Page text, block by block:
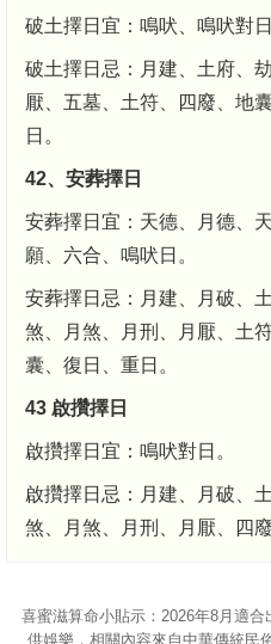
破土擇日宜：鳴吠、鳴吠對日
破土擇日忌：月建、土府、
厭、五墓、土符、四廢、地
日。
42、安葬擇日
安葬擇日宜：天德、月德、
願、六合、鳴吠日。
安葬擇日忌：月建、月破、
煞、月煞、月刑、月厭、土
囊、復日、重日。
43 啟攢擇日
啟攢擇日宜：鳴吠對日。
啟攢擇日忌：月建、月破、
煞、月煞、月刑、月厭、四
喜蜜滋算命小貼示：2026年8月適
供娛樂，相關內容來自中華傳統民